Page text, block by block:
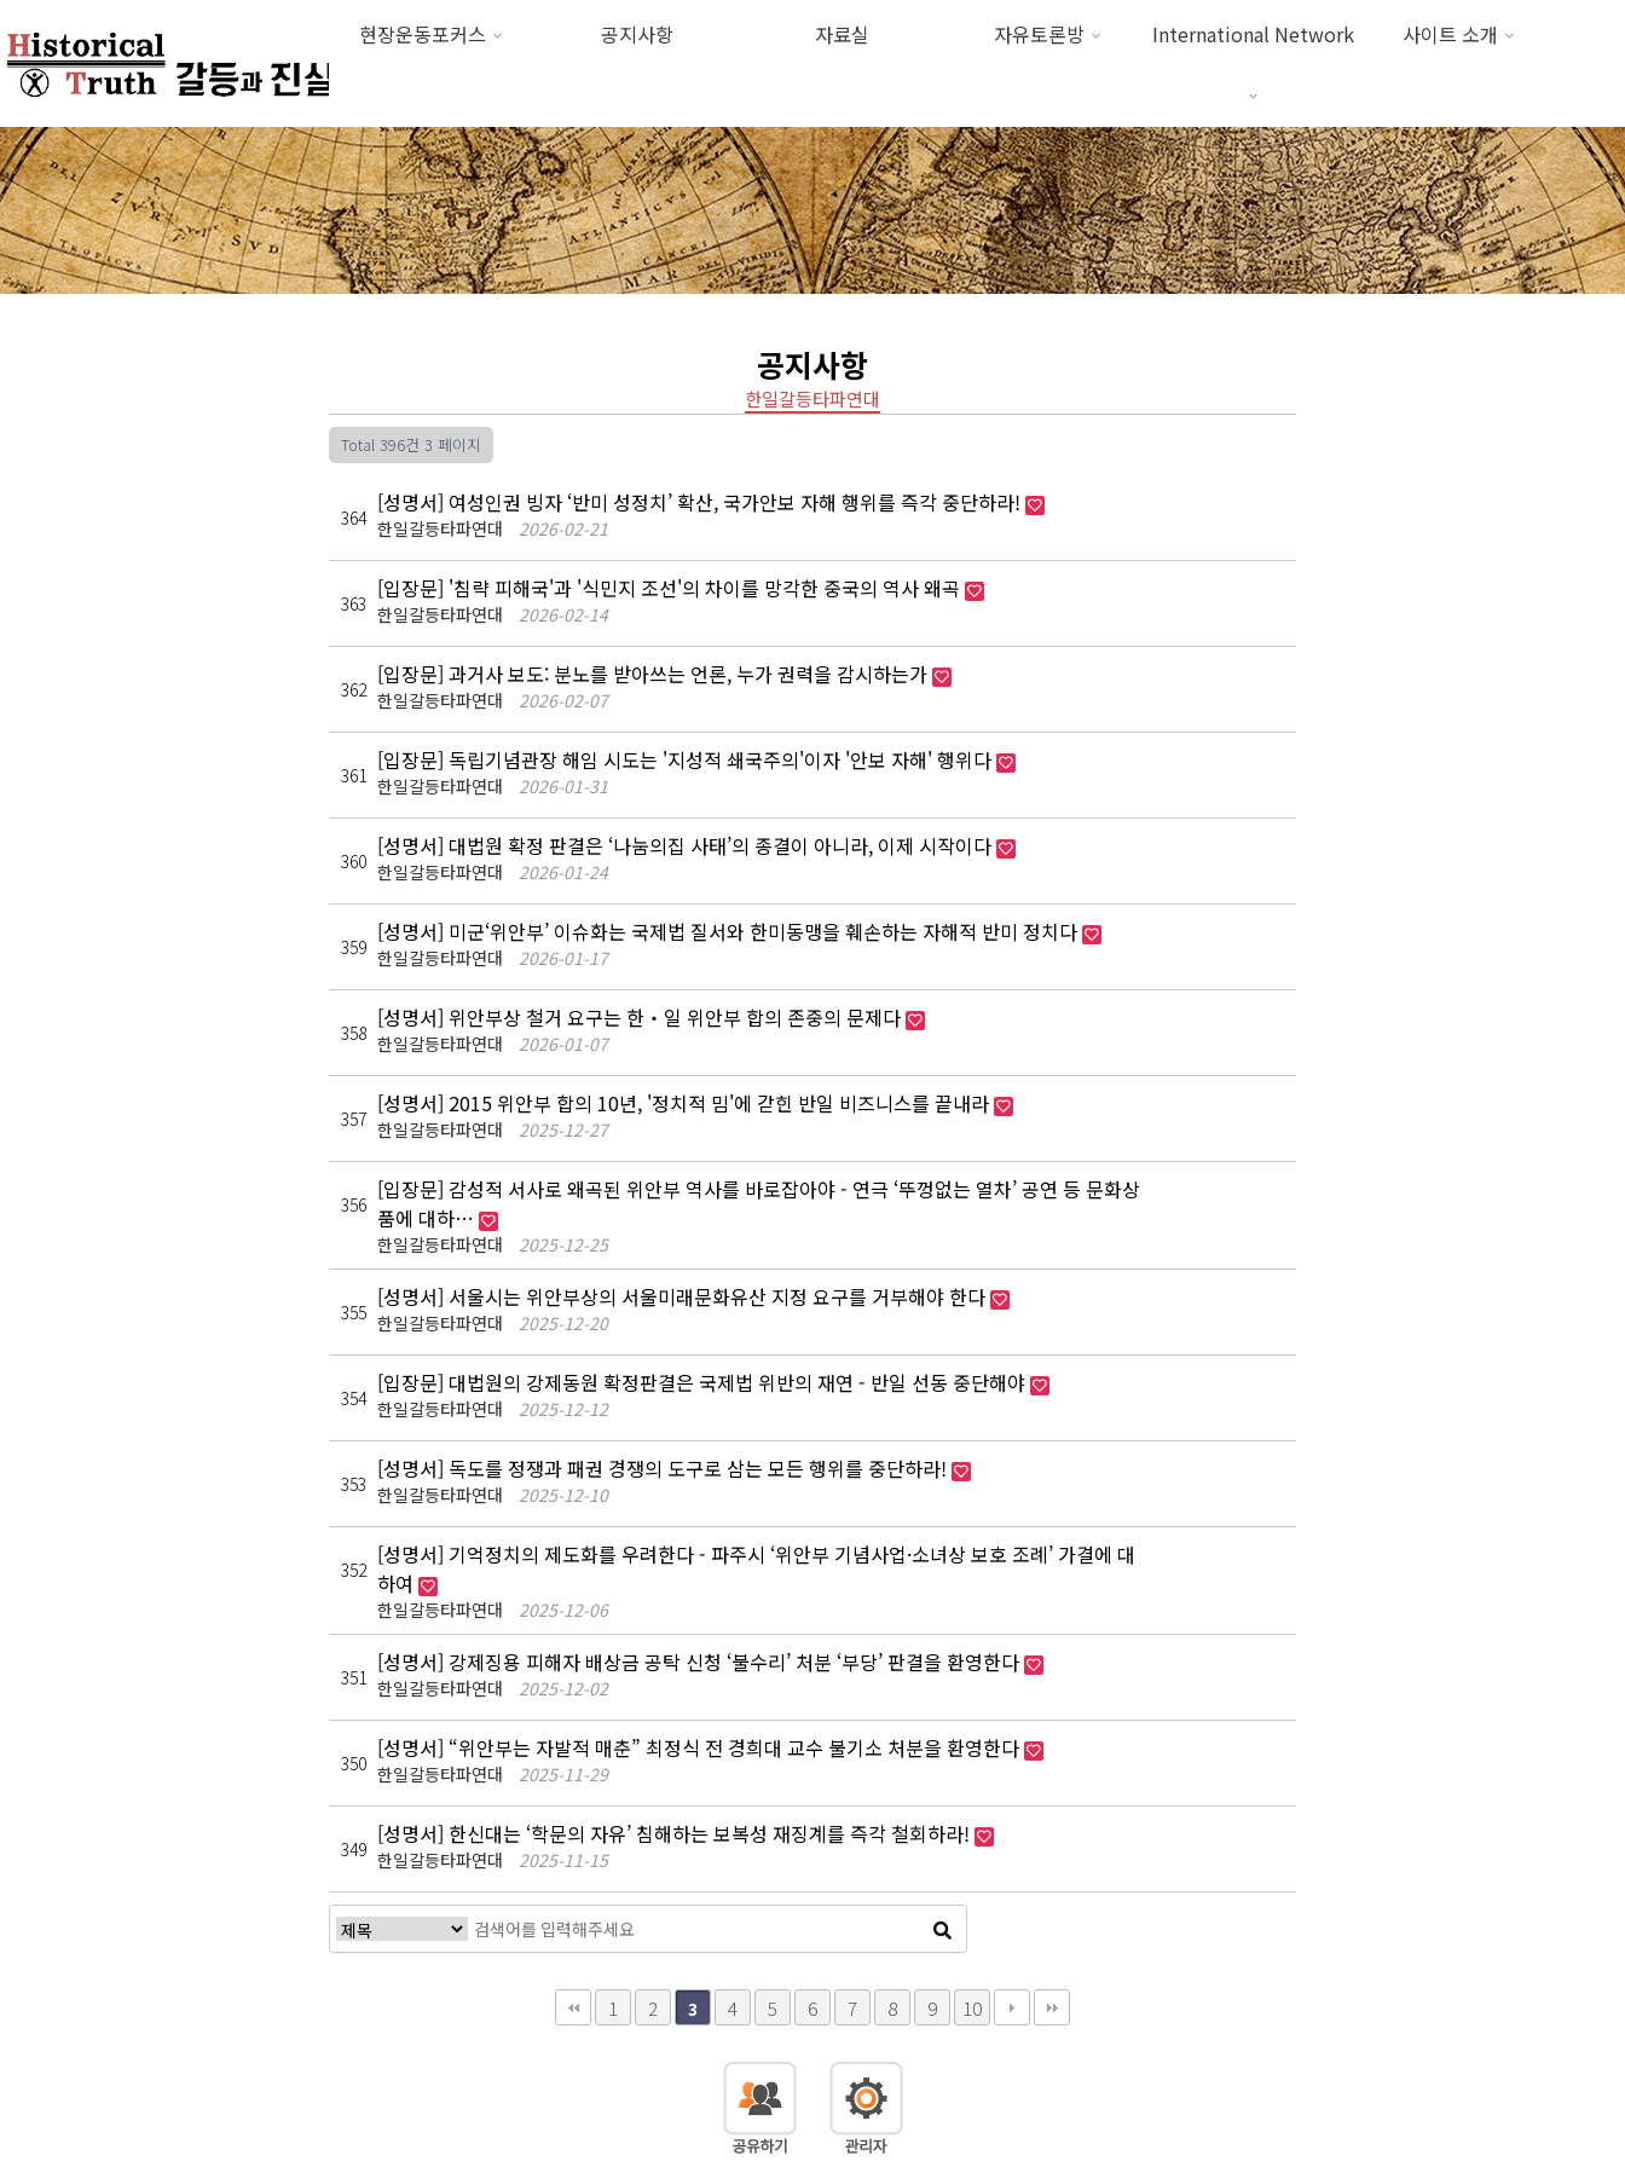
현장운동포커스 공지사항 자료실
자유토론방
International Network
하위분류
사이트 소개
공지사항
한일갈등타파연대
Total 396건 3 페이지
364
[성명서] 여성인권 빙자 ‘반미 성정치’ 확산, 국가안보 자해 행위를 즉각 중단하라!
한일갈등타파연대 2026-02-21
363
[입장문] '침략 피해국'과 '식민지 조선'의 차이를 망각한 중국의 역사 왜곡
한일갈등타파연대 2026-02-14
362
[입장문] 과거사 보도: 분노를 받아쓰는 언론, 누가 권력을 감시하는가
한일갈등타파연대 2026-02-07
361
[입장문] 독립기념관장 해임 시도는 '지성적 쇄국주의'이자 '안보 자해' 행위다
한일갈등타파연대 2026-01-31
360
[성명서] 대법원 확정 판결은 ‘나눔의집 사태’의 종결이 아니라, 이제 시작이다
한일갈등타파연대 2026-01-24
359
[성명서] 미군‘위안부’ 이슈화는 국제법 질서와 한미동맹을 훼손하는 자해적 반미 정치다
한일갈등타파연대 2026-01-17
358
[성명서] 위안부상 철거 요구는 한‧일 위안부 합의 존중의 문제다
한일갈등타파연대 2026-01-07
357
[성명서] 2015 위안부 합의 10년, '정치적 밈'에 갇힌 반일 비즈니스를 끝내라
한일갈등타파연대 2025-12-27
356
[입장문] 감성적 서사로 왜곡된 위안부 역사를 바로잡아야 - 연극 ‘뚜껑없는 열차’ 공연 등 문화상
품에 대하…
한일갈등타파연대 2025-12-25
355
[성명서] 서울시는 위안부상의 서울미래문화유산 지정 요구를 거부해야 한다
한일갈등타파연대 2025-12-20
354
[입장문] 대법원의 강제동원 확정판결은 국제법 위반의 재연 - 반일 선동 중단해야
한일갈등타파연대 2025-12-12
353
[성명서] 독도를 정쟁과 패권 경쟁의 도구로 삼는 모든 행위를 중단하라!
한일갈등타파연대 2025-12-10
352
[성명서] 기억정치의 제도화를 우려한다 - 파주시 ‘위안부 기념사업·소녀상 보호 조례’ 가결에 대
하여
한일갈등타파연대 2025-12-06
351
[성명서] 강제징용 피해자 배상금 공탁 신청 ‘불수리’ 처분 ‘부당’ 판결을 환영한다
한일갈등타파연대 2025-12-02
350
[성명서] “위안부는 자발적 매춘” 최정식 전 경희대 교수 불기소 처분을 환영한다
한일갈등타파연대 2025-11-29
349
[성명서] 한신대는 ‘학문의 자유’ 침해하는 보복성 재징계를 즉각 철회하라!
한일갈등타파연대 2025-11-15
1 2 3 4 5 6 7 8 9 10